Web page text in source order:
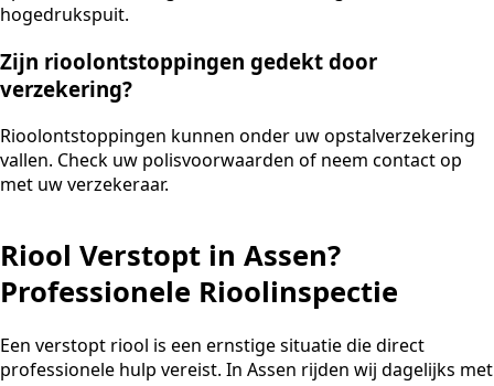
hogedrukspuit.
Zijn rioolontstoppingen gedekt door
verzekering?
Rioolontstoppingen kunnen onder uw opstalverzekering
vallen. Check uw polisvoorwaarden of neem contact op
met uw verzekeraar.
Riool Verstopt in Assen?
Professionele Rioolinspectie
Een verstopt riool is een ernstige situatie die direct
professionele hulp vereist. In Assen rijden wij dagelijks met